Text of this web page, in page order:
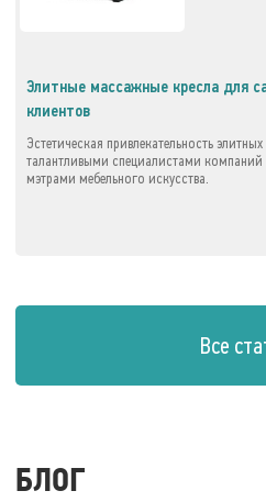
Элитные массажные кресла для
клиентов
Эстетическая привлекательность
талантливыми специалистами
мэтрами мебельного искусства.
Все
БЛОГ